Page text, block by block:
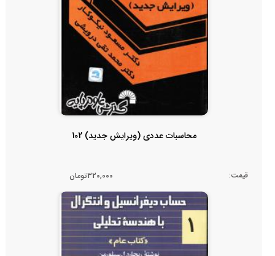
محاسبات عددی (ویرایش جدید) 102
قیمت: 320,000تومان